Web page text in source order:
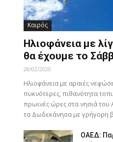
Καιρός
Ηλιοφάνεια με
θα έχουμε το
28/02/2020
Ηλιοφάνεια με αραιές
πυκνότερες, πιθανότητα
πρωινές ώρες στα νησιά του
τα Δωδεκάνησα με γρήγορη
ΟΑΕΔ: